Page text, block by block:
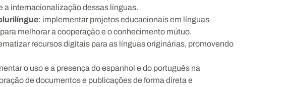
a internacionalização dessas línguas.
: implementar projetos educacionais em línguas
melhorar a cooperação e o conhecimento mútuo.
recursos digitais para as línguas originárias, promovendo
o uso e a presença do espanhol e do português na
de documentos e publicações de forma direta e